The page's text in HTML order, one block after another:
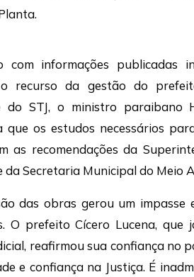
com informações publicadas
recurso da gestão do
do STJ, o ministro paraibano
que os estudos necessários
as recomendações da
da Secretaria Municipal do Meio
das obras gerou um
O prefeito Cícero Lucena,
reafirmou sua confiança no
e confiança na Justiça. É